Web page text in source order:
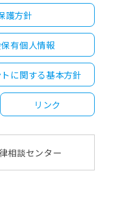
護方針
有個人情報
に関する基本方針
リンク
相談センター